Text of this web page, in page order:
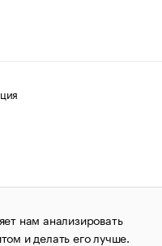
авторских прав
1995–2026.Сообщения
«РБК»
нам анализировать
и делать его лучше.